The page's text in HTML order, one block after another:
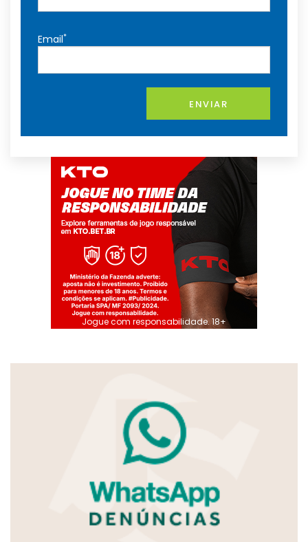
Email*
ENVIAR
Jogue com responsabilidade. 18+